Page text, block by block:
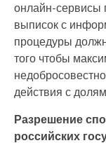
онлайн-сервисы
выписок с
процедуры
того чтобы
действия с
Разрешение
российских